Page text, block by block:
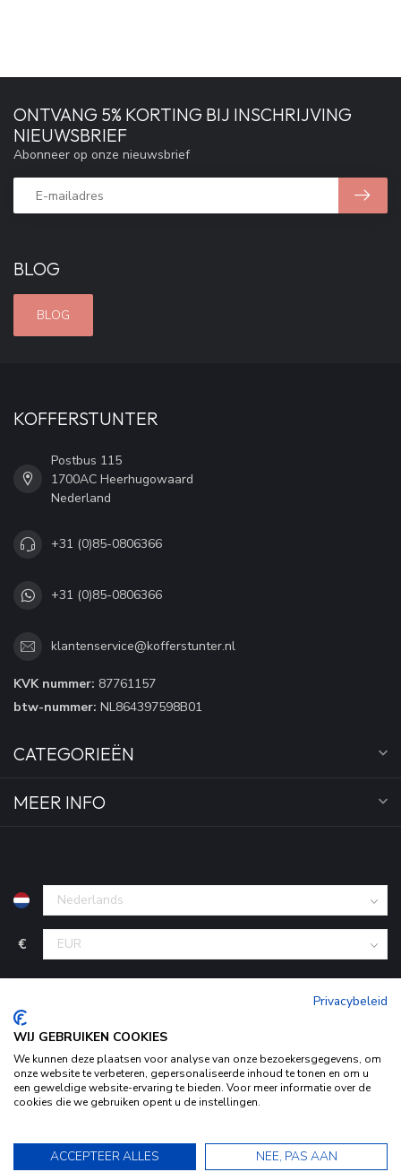
BLOG
BLOG
ONTVANG 5% KORTING BIJ INSCHRIJVING
NIEUWSBRIEF
Abonneer op onze nieuwsbrief
KOFFERSTUNTER
Postbus 115
1700AC Heerhugowaard
Nederland
+31 (0)85-0806366
+31 (0)85-0806366
klantenservice@kofferstunter.nl
KVK nummer: 87761157
btw-nummer: NL864397598B01
CATEGORIEËN
MEER INFO
€
© Copyright 2026 KofferStunter - Powered by
gebruik van cookies om onze website te verbeteren.
Privacybeleid
WIJ GEBRUIKEN COOKIES
We kunnen deze plaatsen voor analyse van onze bezoekersgegevens, om
onze website te verbeteren, gepersonaliseerde inhoud te tonen en om u
een geweldige website-ervaring te bieden. Voor meer informatie over de
cookies die we gebruiken opent u de instellingen.
ACCEPTEER ALLES NEE, PAS AAN